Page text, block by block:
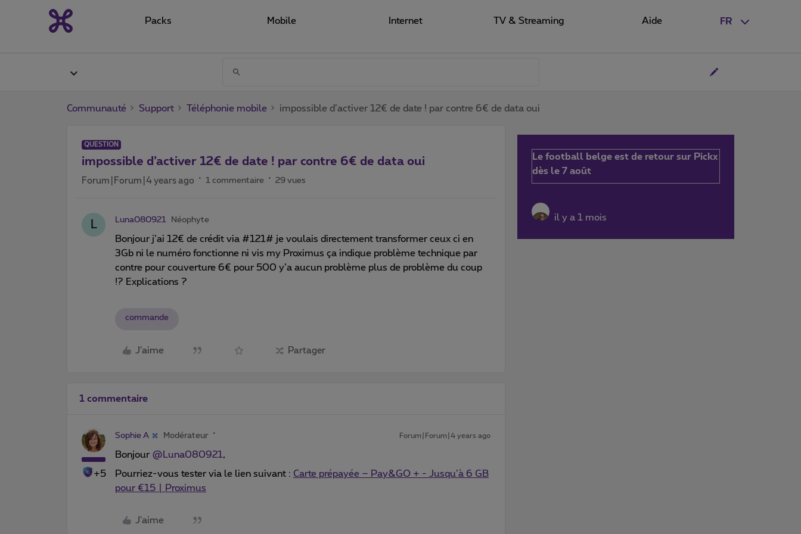
FR
Packs Mobile Internet TV & Streaming Aide
Communauté Support Téléphonie mobile impossible d’activer 12€ de date ! par contre 6€ de data oui
QUESTION
impossible d’activer 12€ de date ! par contre 6€ de data oui
Forum|Forum|4 years ago 1 commentaire 29 vues
L Luna080921 Néophyte
Bonjour j’ai 12€ de crédit via #121# je voulais directement transformer ceux ci en
3Gb ni le numéro fonctionne ni vis my Proximus ça indique problème technique par
contre pour couverture 6€ pour 500 y’a aucun problème plus de problème du coup
!? Explications ?
commande
J'aime Partager
1 commentaire
+5
Sophie A Modérateur Forum|Forum|4 years ago
Bonjour @Luna080921,
Pourriez-vous tester via le lien suivant : Carte prépayée – Pay&GO + - Jusqu’à 6 GB
pour €15 | Proximus
J'aime
Le football belge est de retour sur Pickx
dès le 7 août
il y a 1 mois